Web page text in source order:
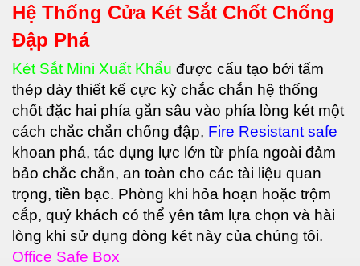
Hệ Thống Cửa Két Sắt Chốt Chống
Đập Phá
Két Sắt Mini Xuất Khẩu được cấu tạo bởi tấm
thép dày thiết kế cực kỳ chắc chắn hệ thống
chốt đặc hai phía gắn sâu vào phía lòng két một
cách chắc chắn chống đập, Fire Resistant safe
khoan phá, tác dụng lực lớn từ phía ngoài đảm
bảo chắc chắn, an toàn cho các tài liệu quan
trọng, tiền bạc. Phòng khi hỏa hoạn hoặc trộm
cắp, quý khách có thể yên tâm lựa chọn và hài
lòng khi sử dụng dòng két này của chúng tôi.
Office Safe Box